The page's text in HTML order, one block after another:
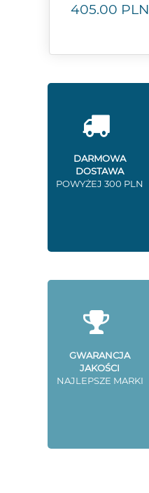
405.00 PLN
DARMOWA
DOSTAWA
POWYŻEJ 300 PLN
GWARANCJA
JAKOŚCI
NAJLEPSZE MARKI